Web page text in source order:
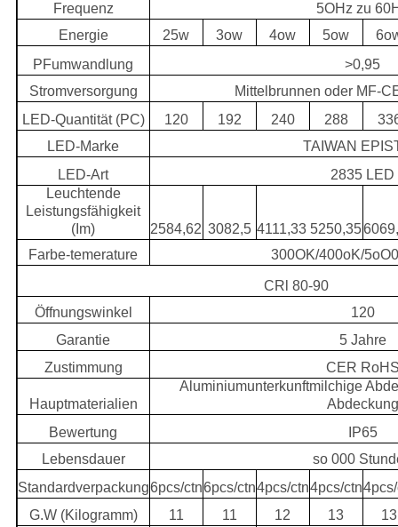
Frequenz
5OHz zu
Energie
25w 3ow 4ow 5ow
PFumwandlung
>0,95
Stromversorgung
Mittelbrunnen oder MF-
LED-Quantität (PC)
120 192 240 288
LED-Marke
TAIWAN
LED-Art
2835 LED
Leuchtende
Leistungsfähigkeit
(Im)
2584,62 3082,5 4111,33 5250,35
Farbe-temerature
300OK/400oK/
CRl 80-90
Öffnungswinkel
120
Garantie
5 Jahre
Zustimmung
CER
Hauptmaterialien
Aluminiumunterkunftmilchige
Abdeckung
Bewertung
IP65
Lebensdauer
so 000
Standardverpackung6pcs/ctn6pcs/ctn4pcs/ctn4pcs/ctn
G.W (Kilogramm)
11 11 12 13
13